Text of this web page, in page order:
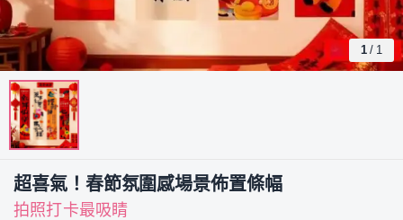
1 / 1
超喜氣！春節氛圍感場景佈置條幅
拍照打卡最吸睛